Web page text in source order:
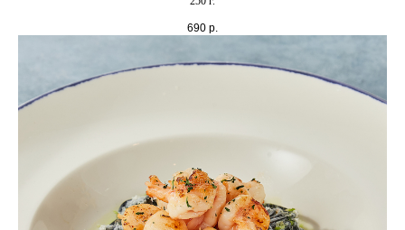
690 р.